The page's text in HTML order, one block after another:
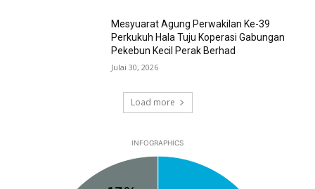
Mesyuarat Agung Perwakilan Ke-39
Perkukuh Hala Tuju Koperasi Gabungan
Pekebun Kecil Perak Berhad
Julai 30, 2026
Load more
INFOGRAPHICS